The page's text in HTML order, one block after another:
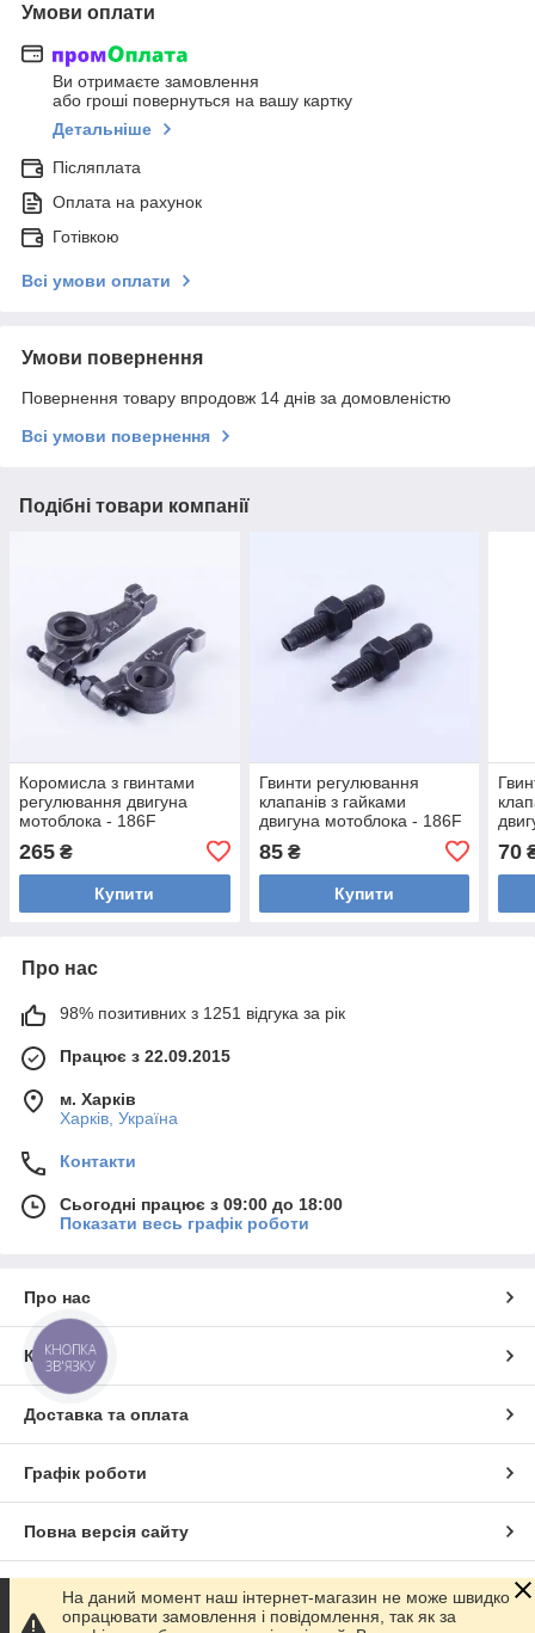
Умови оплати
Ви отримаєте замовлення
або гроші повернуться на вашу картку
Детальніше
Післяплата
Оплата на рахунок
Готівкою
Всі умови оплати
Умови повернення
Повернення товару впродовж 14 днів за домовленістю
Всі умови повернення
Подібні товари компанії
Коромисла з гвинтами
регулювання двигуна
мотоблока - 186F
265 ₴
Купити
Гвинти регулювання
клапанів з гайками
двигуна мотоблока - 186F
85₴
Купити
70
Про нас
98% позитивних з 1251 відгука за рік
Працює з 22.09.2015
м. Харків
Харків, Україна
Контакти
Сьогодні працює з 09:00 до 18:00
Показати весь графік роботи
Про нас
Контакти
Доставка та оплата
Графік роботи
Повна версія сайту
Сайт створено на маркетплейсі
На даний момент наш інтернет-магазин не може швидко
опрацювати замовлення і повідомлення, так як за
КНОПКА
ЗВ'ЯЗКУ